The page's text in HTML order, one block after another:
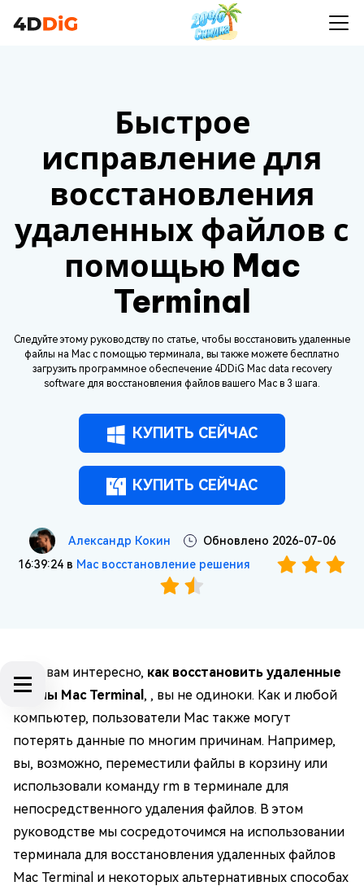
Быстрое
исправление для
восстановления
удаленных файлов с
помощью Mac
Terminal
Следуйте этому руководству по статье, чтобы восстановить удаленные
файлы на Mac с помощью терминала, вы также можете бесплатно
загрузить программное обеспечение 4DDiG Mac data recovery
software для восстановления файлов вашего Mac в 3 шага.
КУПИТЬ СЕЙЧАС
КУПИТЬ СЕЙЧАС
Александр Кокин
Обновлено 2026-07-06
16:39:24 в Mac восстановление решения
Если вам интересно, как восстановить удаленные
файлы Mac Terminal , , вы не одиноки. Как и любой
компьютер, пользователи Mac также могут
потерять данные по многим причинам. Например,
вы, возможно, переместили файлы в корзину или
использовали команду rm в терминале для
непосредственного удаления файлов. В этом
руководстве мы сосредоточимся на использовании
терминала для восстановления удаленных файлов
Mac Terminal и некоторых альтернативных способах